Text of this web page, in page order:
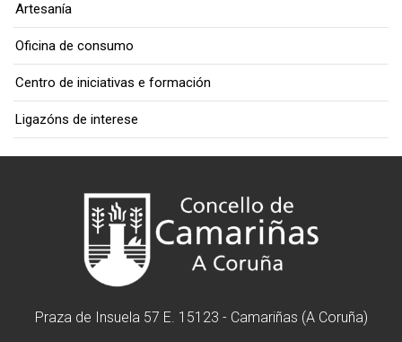
Artesanía
Oficina de consumo
Centro de iniciativas e formación
Ligazóns de interese
Praza de Insuela 57 E. 15123 - Camariñas (A Coruña)